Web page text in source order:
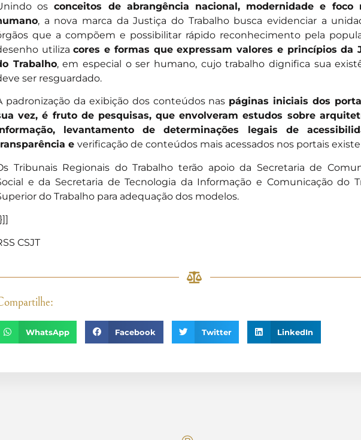
os conceitos de abrangência nacional, modernidade e foco
, a nova marca da Justiça do Trabalho busca evidenciar a
que a compõem e possibilitar rápido reconhecimento pela
utilizacores e formas que expressam valores e princípios da
Trabalho, em especial o ser humano, cujo trabalho dignifica sua
ser resguardado.
padronização da exibição dos conteúdos nas páginas iniciais dos
vez, é fruto de pesquisas, que envolveram estudos sobre
levantamento de determinações legais de
e verificação de conteúdos mais acessados nos portais
Tribunais Regionais do Trabalho terão apoio da Secretaria de
e da Secretaria de Tecnologia da Informação e Comunicação do
do Trabalho para adequação dos modelos.
CSJT
WhatsApp Facebook Twitter LinkedIn